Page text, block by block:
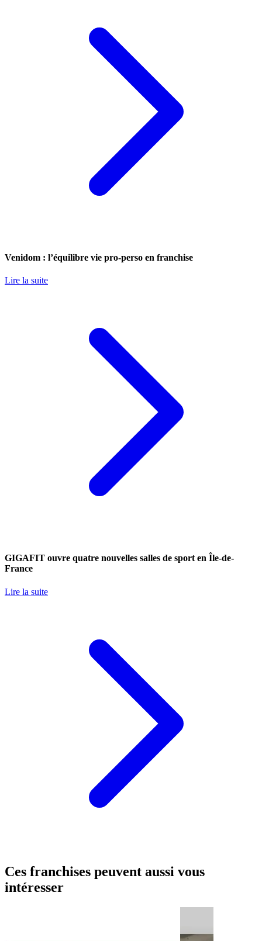
Venidom : l’équilibre vie pro-perso en franchise
Lire la suite
GIGAFIT ouvre quatre nouvelles salles de sport en Île-de-
France
Lire la suite
Ces franchises peuvent aussi vous
intéresser